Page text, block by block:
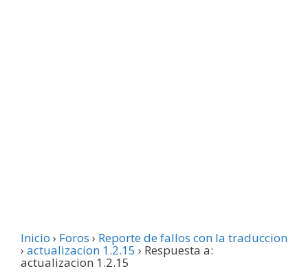
Inicio › Foros › Reporte de fallos con la traduccion
› actualizacion 1.2.15 › Respuesta a:
actualizacion 1.2.15